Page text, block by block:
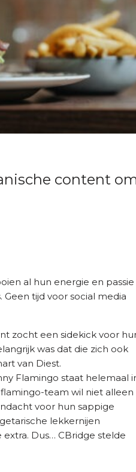
content
al hun energie en passie
tijd voor social media
zocht een sidekick voor
was dat die zich ook
van Diest.
Flamingo staat helemaal
team wil niet alleen
voor hun sappige
lekkernijen
Dus… CBridge stelde